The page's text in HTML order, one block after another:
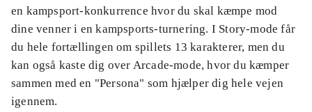
en kampsport-konkurrence hvor du skal kæmpe mod
dine venner i en kampsports-turnering. I Story-mode får
du hele fortællingen om spillets 13 karakterer, men du
kan også kaste dig over Arcade-mode, hvor du kæmper
sammen med en "Persona" som hjælper dig hele vejen
igennem.